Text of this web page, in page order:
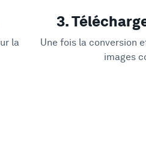
la
3.
Une fois la conversion
images